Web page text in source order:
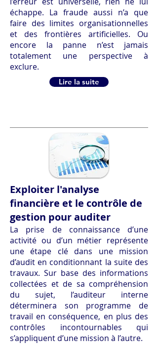
échappe. La fraude aussi n’a que
faire des limites organisationnelles
et des frontières artificielles. Ou
encore la panne n’est jamais
totalement une perspective à
exclure.
Lire la suite
Exploiter l'analyse
financière et le contrôle de
gestion pour auditer
La prise de connaissance d’une
activité ou d’un métier représente
une étape clé dans une mission
d’audit en conditionnant la suite des
travaux. Sur base des informations
collectées et de sa compréhension
du sujet, l’auditeur interne
déterminera son programme de
travail en conséquence, en plus des
contrôles incontournables qui
s’appliquent d’une mission à l’autre.